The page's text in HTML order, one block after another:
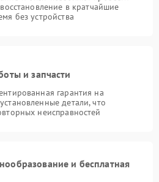
в кратчайшие
без устройства
и запчасти
гарантия на
детали, что
неисправностей
и бесплатная